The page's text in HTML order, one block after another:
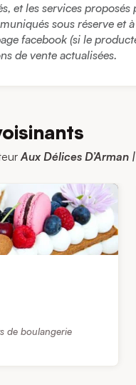
et les services
sous réserve et
facebook (si le
de vente actualisées.
Aux Délices
de boulangerie